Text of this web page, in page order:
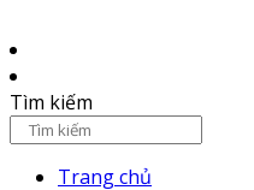
Tìm kiếm
Trang chủ